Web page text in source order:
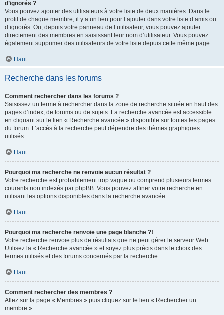
d’ignorés ?
Vous pouvez ajouter des utilisateurs à votre liste de deux manières. Dans le
profil de chaque membre, il y a un lien pour l’ajouter dans votre liste d’amis ou
d’ignorés. Ou, depuis votre panneau de l’utilisateur, vous pouvez ajouter
directement des membres en saisissant leur nom d’utilisateur. Vous pouvez
également supprimer des utilisateurs de votre liste depuis cette même page.
Haut
Recherche dans les forums
Comment rechercher dans les forums ?
Saisissez un terme à rechercher dans la zone de recherche située en haut des
pages d’index, de forums ou de sujets. La recherche avancée est accessible
en cliquant sur le lien « Recherche avancée » disponible sur toutes les pages
du forum. L’accès à la recherche peut dépendre des thèmes graphiques
utilisés.
Haut
Pourquoi ma recherche ne renvoie aucun résultat ?
Votre recherche est probablement trop vague ou comprend plusieurs termes
courants non indexés par phpBB. Vous pouvez affiner votre recherche en
utilisant les options disponibles dans la recherche avancée.
Haut
Pourquoi ma recherche renvoie une page blanche ?!
Votre recherche renvoie plus de résultats que ne peut gérer le serveur Web.
Utilisez la « Recherche avancée » et soyez plus précis dans le choix des
termes utilisés et des forums concernés par la recherche.
Haut
Comment rechercher des membres ?
Allez sur la page « Membres » puis cliquez sur le lien « Rechercher un
membre ».